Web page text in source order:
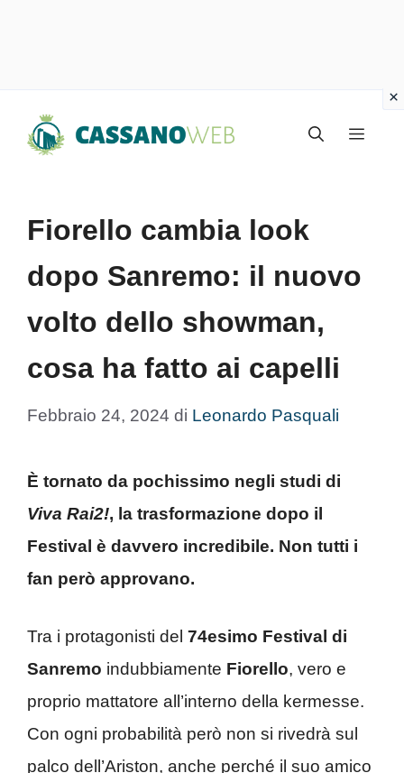
Menu
Fiorello cambia look
dopo Sanremo: il nuovo
volto dello showman,
cosa ha fatto ai capelli
Febbraio 24, 2024 di Leonardo Pasquali
È tornato da pochissimo negli studi di
Viva Rai2!, la trasformazione dopo il
Festival è davvero incredibile. Non tutti i
fan però approvano.
Tra i protagonisti del 74esimo Festival di
Sanremo indubbiamente Fiorello, vero e
proprio mattatore all’interno della kermesse.
Con ogni probabilità però non si rivedrà sul
palco dell’Ariston, anche perché il suo amico